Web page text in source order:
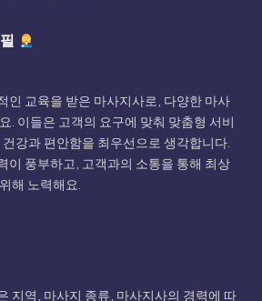
인 교육을 받은 마사지사로, 다양한 마사
. 이들은 고객의 요구에 맞춰 맞춤형 서비
강과 편안함을 최우선으로 생각합니다.
이 풍부하고, 고객과의 소통을 통해 최상
해 노력해요.
지역, 마사지 종류, 마사지사의 경력에 따